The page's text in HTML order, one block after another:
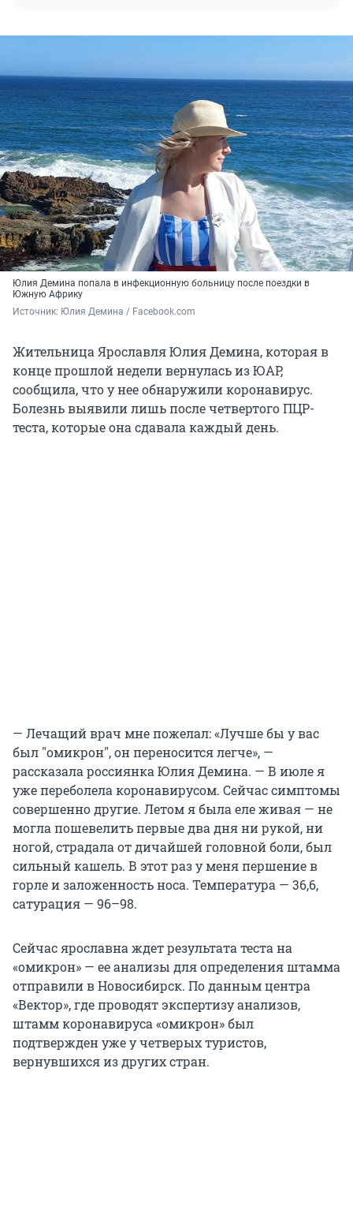
Юлия Демина попала в инфекционную больницу после поездки в
Южную Африку
Источник: Юлия Демина / Facebook.com
Жительница Ярославля Юлия Демина, которая в
конце прошлой недели вернулась из ЮАР,
сообщила, что у нее обнаружили коронавирус.
Болезнь выявили лишь после четвертого ПЦР-
теста, которые она сдавала каждый день.
— Лечащий врач мне пожелал: «Лучше бы у вас
был "омикрон", он переносится легче», —
рассказала россиянка Юлия Демина. — В июле я
уже переболела коронавирусом. Сейчас симптомы
совершенно другие. Летом я была еле живая — не
могла пошевелить первые два дня ни рукой, ни
ногой, страдала от дичайшей головной боли, был
сильный кашель. В этот раз у меня першение в
горле и заложенность носа. Температура — 36,6,
сатурация — 96–98.
Сейчас ярославна ждет результата теста на
«омикрон» — ее анализы для определения штамма
отправили в Новосибирск. По данным центра
«Вектор», где проводят экспертизу анализов,
штамм коронавируса «омикрон» был
подтвержден уже у четверых туристов,
вернувшихся из других стран.